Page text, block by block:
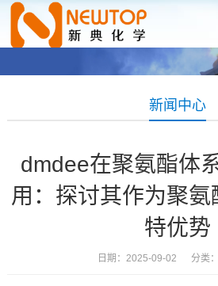
新闻中心
dmdee在聚氨酯体
用：探讨其作为聚
特优势
日期：2025-09-02 分类：